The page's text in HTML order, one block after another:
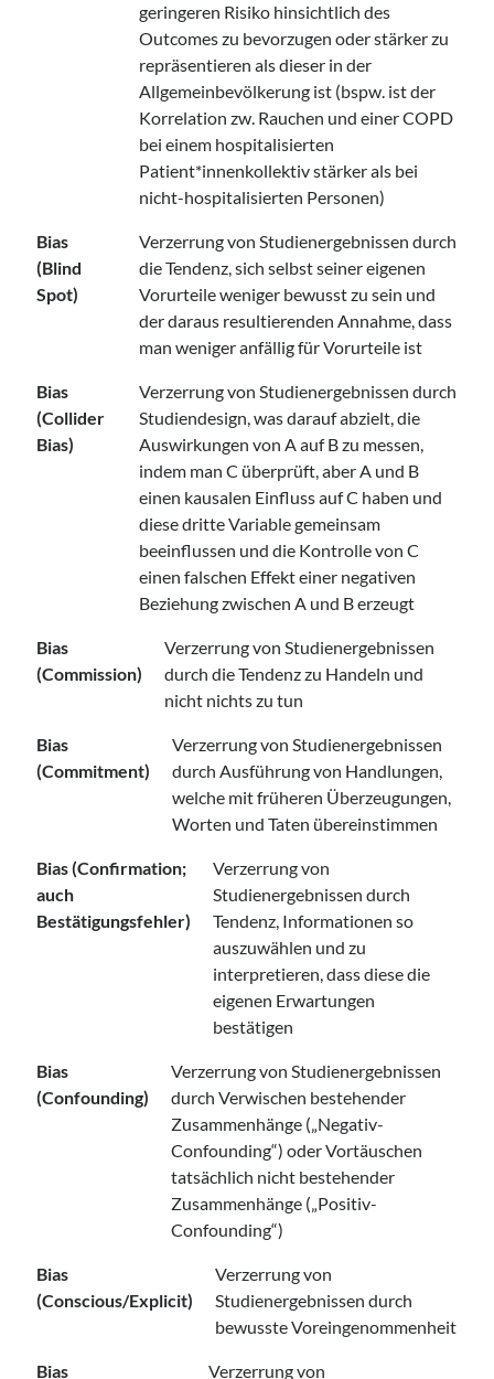
geringeren Risiko hinsichtlich des
Outcomes zu bevorzugen oder stärker zu
repräsentieren als dieser in der
Allgemeinbevölkerung ist (bspw. ist der
Korrelation zw. Rauchen und einer COPD
bei einem hospitalisierten
Patient*innenkollektiv stärker als bei
nicht-hospitalisierten Personen)
Bias
(Blind
Spot)
Verzerrung von Studienergebnissen durch
die Tendenz, sich selbst seiner eigenen
Vorurteile weniger bewusst zu sein und
der daraus resultierenden Annahme, dass
man weniger anfällig für Vorurteile ist
Bias
(Collider
Bias)
Verzerrung von Studienergebnissen durch
Studiendesign, was darauf abzielt, die
Auswirkungen von A auf B zu messen,
indem man C überprüft, aber A und B
einen kausalen Einfluss auf C haben und
diese dritte Variable gemeinsam
beeinflussen und die Kontrolle von C
einen falschen Effekt einer negativen
Beziehung zwischen A und B erzeugt
Bias
(Commission)
Verzerrung von Studienergebnissen
durch die Tendenz zu Handeln und
nicht nichts zu tun
Bias
(Commitment)
Verzerrung von Studienergebnissen
durch Ausführung von Handlungen,
welche mit früheren Überzeugungen,
Worten und Taten übereinstimmen
Bias (Confirmation;
auch
Bestätigungsfehler)
Verzerrung von
Studienergebnissen durch
Tendenz, Informationen so
auszuwählen und zu
interpretieren, dass diese die
eigenen Erwartungen
bestätigen
Bias
(Confounding)
Verzerrung von Studienergebnissen
durch Verwischen bestehender
Zusammenhänge („Negativ-
Confounding“) oder Vortäuschen
tatsächlich nicht bestehender
Zusammenhänge („Positiv-
Confounding“)
Bias
(Conscious/Explicit)
Verzerrung von
Studienergebnissen durch
bewusste Voreingenommenheit
Bias Verzerrung von